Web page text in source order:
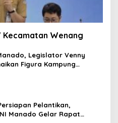
Kecamatan Wenang
Legislator Venny
Figura Kampung
Pelantikan,
Manado Gelar Rapat